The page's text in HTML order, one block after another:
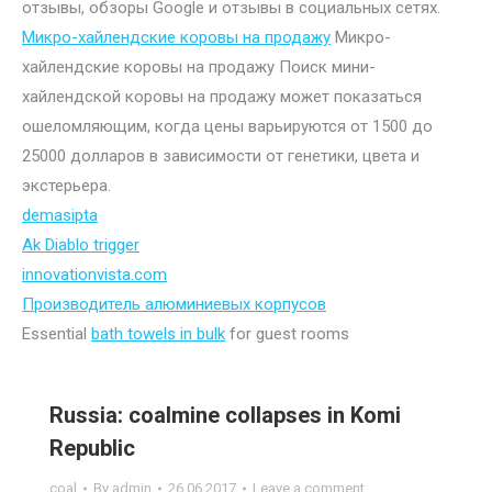
отзывы, обзоры Google и отзывы в социальных сетях.
Микро-хайлендские коровы на продажу Микро-
хайлендские коровы на продажу Поиск мини-
хайлендской коровы на продажу может показаться
ошеломляющим, когда цены варьируются от 1500 до
25000 долларов в зависимости от генетики, цвета и
экстерьера.
demasipta
Ak Diablo trigger
innovationvista.com
Производитель алюминиевых корпусов
Essential bath towels in bulk for guest rooms
Russia: coalmine collapses in Komi
Republic
coal By admin 26.06.2017 Leave a comment